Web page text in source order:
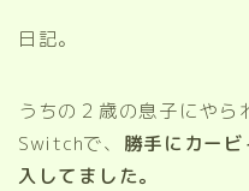
日記。
うちの２歳の息子にやら
Switchで、 勝手にカー
入してました。